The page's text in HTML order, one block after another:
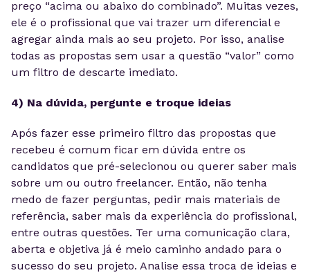
preço “acima ou abaixo do combinado”. Muitas vezes,
ele é o profissional que vai trazer um diferencial e
agregar ainda mais ao seu projeto. Por isso, analise
todas as propostas sem usar a questão “valor” como
um filtro de descarte imediato.
4) Na dúvida, pergunte e troque ideias
Após fazer esse primeiro filtro das propostas que
recebeu é comum ficar em dúvida entre os
candidatos que pré-selecionou ou querer saber mais
sobre um ou outro freelancer. Então, não tenha
medo de fazer perguntas, pedir mais materiais de
referência, saber mais da experiência do profissional,
entre outras questões. Ter uma comunicação clara,
aberta e objetiva já é meio caminho andado para o
sucesso do seu projeto. Analise essa troca de ideias e